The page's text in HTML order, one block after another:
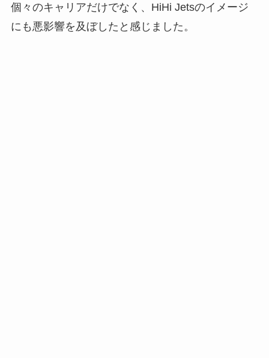
個々のキャリアだけでなく、HiHi Jetsのイメージ
にも悪影響を及ぼしたと感じました。